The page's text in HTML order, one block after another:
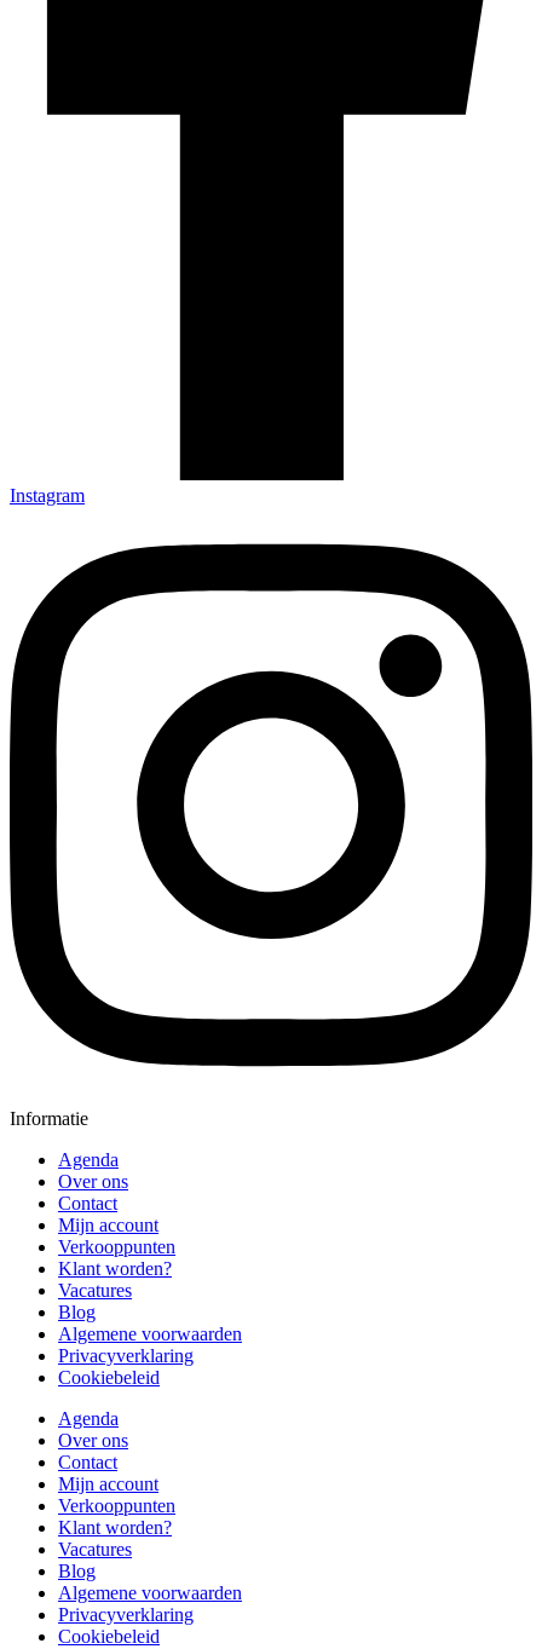
Instagram
Informatie
Agenda
Over ons
Contact
Mijn account
Verkooppunten
Klant worden?
Vacatures
Blog
Algemene voorwaarden
Privacyverklaring
Cookiebeleid
Agenda
Over ons
Contact
Mijn account
Verkooppunten
Klant worden?
Vacatures
Blog
Algemene voorwaarden
Privacyverklaring
Cookiebeleid